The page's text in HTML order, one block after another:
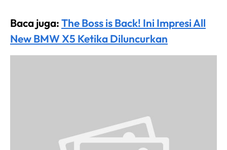
Baca juga:The Boss is Back! Ini Impresi All
New BMW X5 Ketika Diluncurkan